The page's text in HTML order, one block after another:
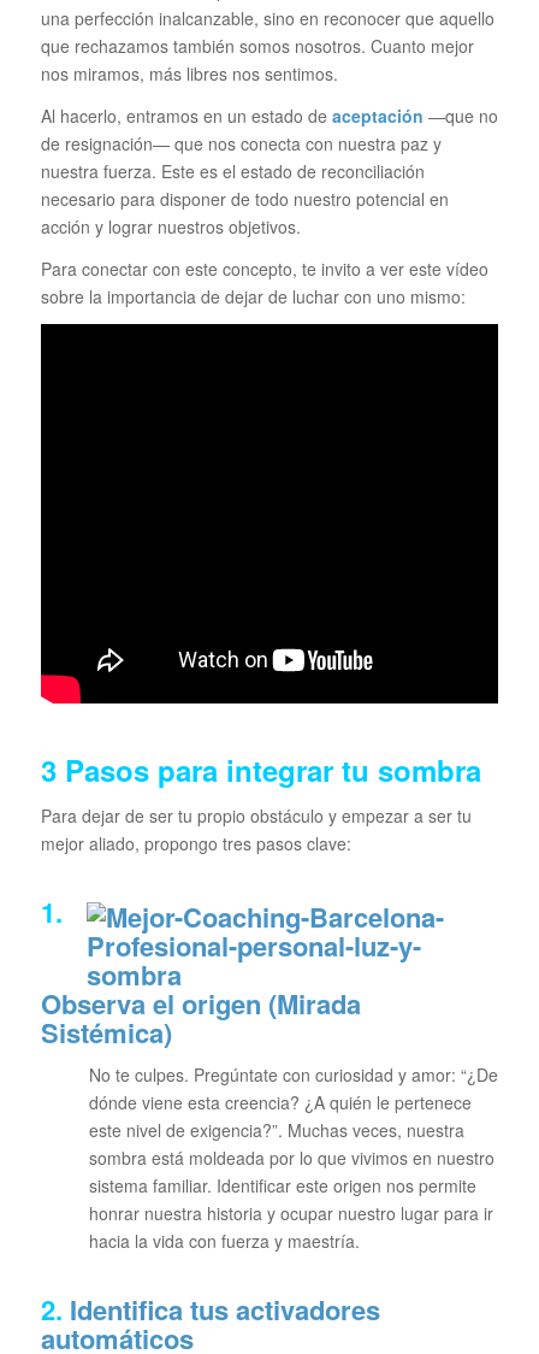
una perfección inalcanzable, sino en reconocer que aquello
que rechazamos también somos nosotros. Cuanto mejor
nos miramos, más libres nos sentimos.
Al hacerlo, entramos en un estado de aceptación —que no
de resignación— que nos conecta con nuestra paz y
nuestra fuerza. Este es el estado de reconciliación
necesario para disponer de todo nuestro potencial en
acción y lograr nuestros objetivos.
Para conectar con este concepto, te invito a ver este vídeo
sobre la importancia de dejar de luchar con uno mismo:
3 Pasos para integrar tu sombra
Para dejar de ser tu propio obstáculo y empezar a ser tu
mejor aliado, propongo tres pasos clave:
1.
Observa el origen (Mirada
Sistémica)
No te culpes. Pregúntate con curiosidad y amor: “¿De
dónde viene esta creencia? ¿A quién le pertenece
este nivel de exigencia?”. Muchas veces, nuestra
sombra está moldeada por lo que vivimos en nuestro
sistema familiar. Identificar este origen nos permite
honrar nuestra historia y ocupar nuestro lugar para ir
hacia la vida con fuerza y maestría.
2. Identifica tus activadores
automáticos